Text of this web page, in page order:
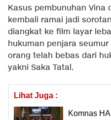
Kasus pembunuhan Vina
kembali ramai jadi
diangkat ke film layar
hukuman penjara
orang telah bebas dari
yakni Saka Tatal.
Lihat Juga :
Komnas